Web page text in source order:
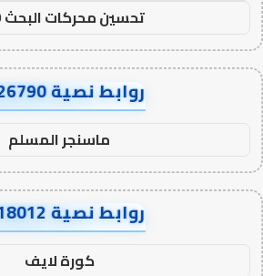
تحسين محركات البحث SEO
روابط نصية AA26790
ماسنجر المسلم
روابط نصية AA18012
كورة لايف